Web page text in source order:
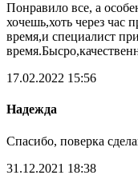
Понравило все, а
хочешь,хоть через
время,и специалист
17.02.2022 15:56
Надежда
Спасибо, поверка
31.12.2021 18:38